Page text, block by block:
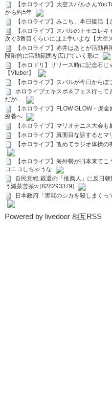
【ホロライブ】大空スバルさん
から約5年
【ホロライブ】みこち、本日復活【
【ホロライブ】スバルのトモコレ
次ぐ3番目くらいには上手いよな【大空
【ホロライブ】赤井はあとが活動
段階的に活動範囲を広げていく形に
【ホロドリ】リリース時に記念石
【Vtuber】
【ホロライブ】スバルが今日からぽ
ホロライブエキスポ＆フェス行っ
だが…
【ホロライブ】FLOW GLOW・虎
療養へ
【ホロライブ】マリオテニス大会
【ホロライブ】真面目な話すると
【ホロライブ】改めてラジオ体操
【ホロライブ】海外勢が日本来て
コニコしちゃうな
自民党総.裁選の「推薦人」に反日
う滅茶苦茶w [828293379]
日本政府「害獣のシカを殺しまく
Powered by livedoor 相互RSS